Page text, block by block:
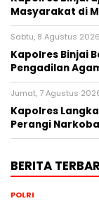
Masyarakat di
Sabtu, 8 Agustus
Kapolres Binjai
Pengadilan
Jumat, 7 Agustus
Kapolres
Perangi
BERITA
POLRI